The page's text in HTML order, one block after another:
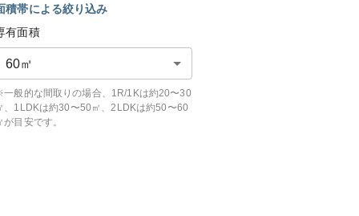
積帯による絞り込み
有面積
60㎡
般的な間取りの場合、1R/1Kは約20〜30
、1LDKは約30〜50㎡、2LDKは約50〜60
が目安です。